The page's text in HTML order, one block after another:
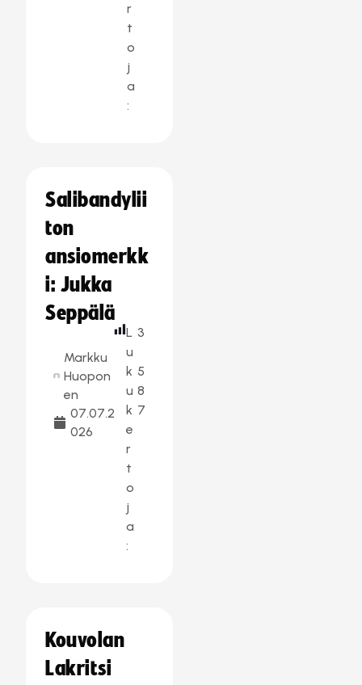
r
t
o
j
a
:
Salibandylii
ton
ansiomerkk
i: Jukka
Seppälä
Markku
Huopon
en
07.07.2
026
L
u
k
u
k
e
r
t
o
j
a
:
3
5
8
7
Kouvolan
Lakritsi